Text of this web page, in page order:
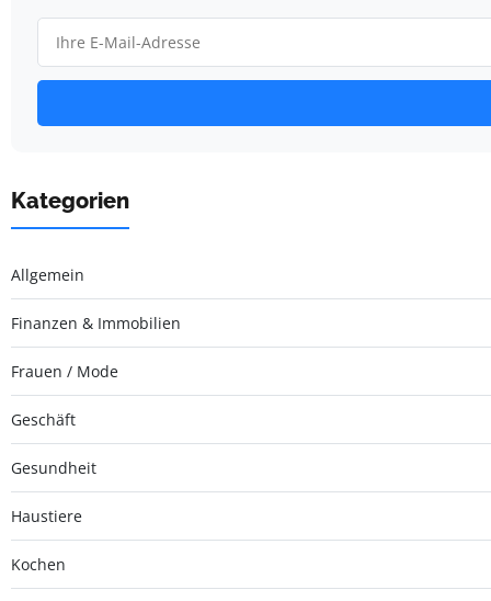
Kategorien
Allgemein
Finanzen & Immobilien
Frauen / Mode
Geschäft
Gesundheit
Haustiere
Kochen